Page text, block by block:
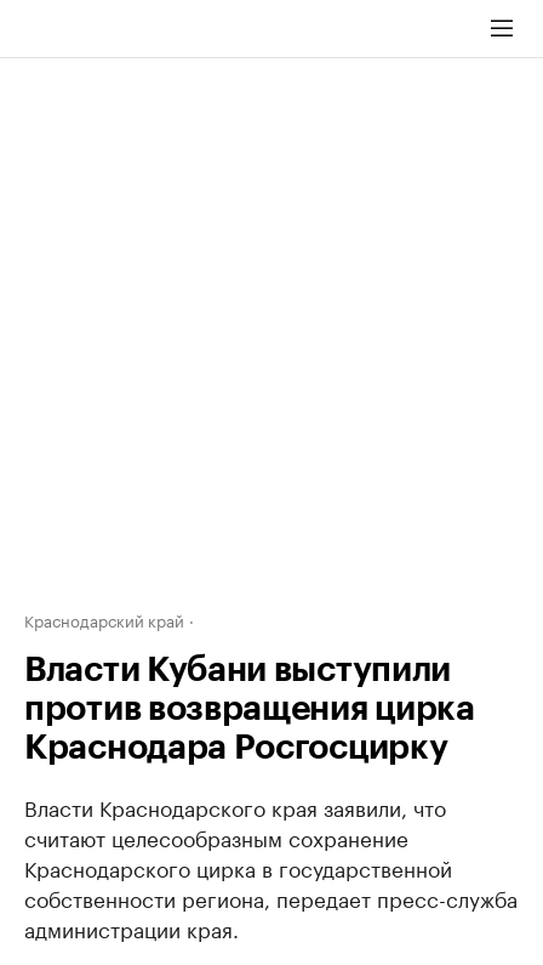
Краснодарский край
Власти Кубани выступили
против возвращения цирка
Краснодара Росгосцирку
Власти Краснодарского края заявили, что
считают целесообразным сохранение
Краснодарского цирка в государственной
собственности региона, передает пресс-служба
администрации края.